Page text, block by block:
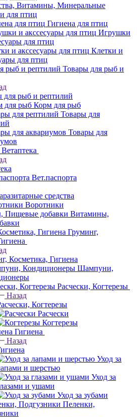
Витамины, Минеральные
для птиц
Гигиена для птиц
Игрушки
для птиц
Клетки и
для птиц
Товары для рыб и
для рыб и рептилий
Корм для рыб
Товары для
Товары для
Ветаптека
Вет.паспорта
средства
Воротники
Витамины,
Груминг,
Косметика, Гигиена
Шампуни,
Расчески, Когтерезы
Назад
Когтерезы
Расчески
Когтерезы
Гигиена
Назад
Уход за
и шерстью
Уход за
и ушами
Уход за зубами
Пеленки,